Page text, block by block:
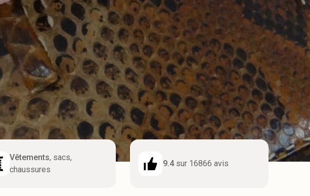
Vêtements, sacs,
chaussures
9.4sur 16866 avis